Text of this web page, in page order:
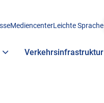
MediencenterLeichte Sprache
Verkehrsinfrastruktur